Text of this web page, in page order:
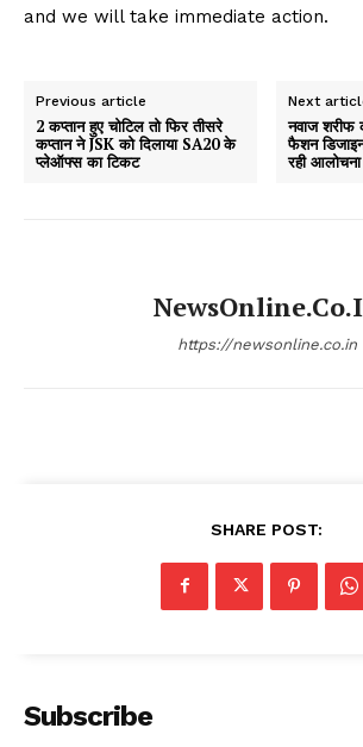
and we will take immediate action.
Previous article
2 कप्तान हुए चोटिल तो फिर तीसरे
कप्तान ने JSK को दिलाया SA20 के
प्लेऑफ्स का टिकट
Next
नवाज शरीफ
फैशन
रही आलोचना
https://newsonline.co.in
SHARE POST:
Subscribe